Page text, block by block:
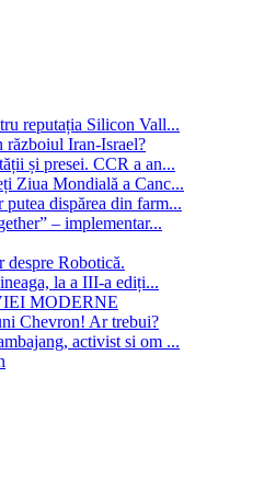
reputația Silicon Vall...
războiul Iran-Israel?
și presei. CCR a an...
Ziua Mondială a Canc...
dispărea din farm...
– implementar...
despre Robotică.
la a III-a ediți...
MODERNE
Chevron! Ar trebui?
activist si om ...